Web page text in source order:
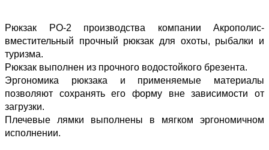
Рюкзак PO-2 производства компании Акрополис-
вместительный прочный рюкзак для охоты, рыбалки и
туризма.
Рюкзак выполнен из прочного водостойкого брезента.
Эргономика рюкзака и применяемые материалы
позволяют сохранять его форму вне зависимости от
загрузки.
Плечевые лямки выполнены в мягком эргономичном
исполнении.